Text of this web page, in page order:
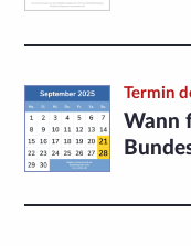
Termin
Wann